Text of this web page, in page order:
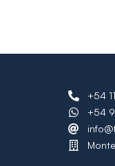
+54
+54